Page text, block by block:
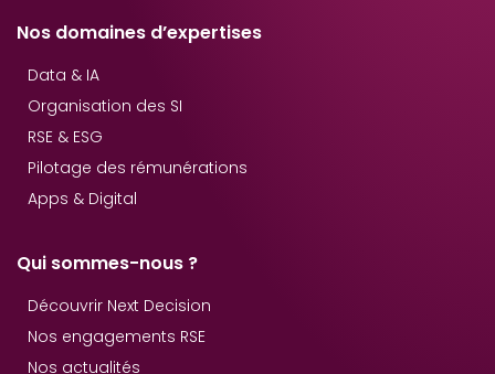
Nos domaines d’expertises
Data & IA
Organisation des SI
RSE & ESG
Pilotage des rémunérations
Apps & Digital
Qui sommes-nous ?
Découvrir Next Decision
Nos engagements RSE
Nos actualités